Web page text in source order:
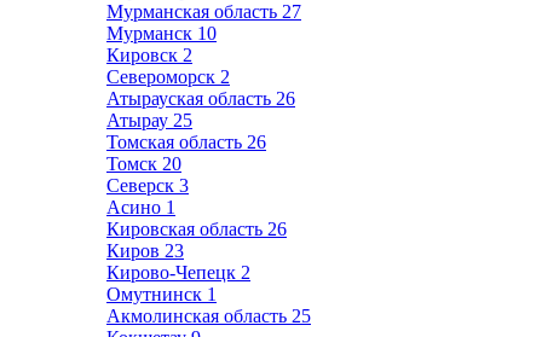
Мурманская область 27
Мурманск 10
Кировск 2
Североморск 2
Атырауская область 26
Атырау 25
Томская область 26
Томск 20
Северск 3
Асино 1
Кировская область 26
Киров 23
Кирово-Чепецк 2
Омутнинск 1
Акмолинская область 25